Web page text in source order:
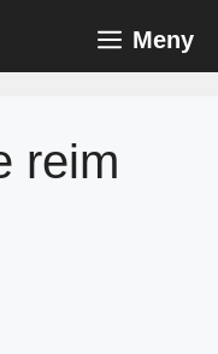
Meny
reim